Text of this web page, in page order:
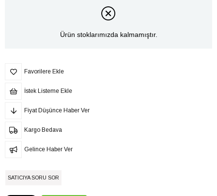
Ürün stoklarımızda kalmamıştır.
Favorilere Ekle
İstek Listeme Ekle
Fiyat Düşünce Haber Ver
Kargo Bedava
Gelince Haber Ver
SATICIYA SORU SOR